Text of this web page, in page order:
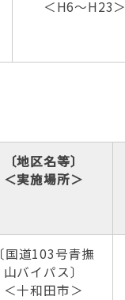
＜H6～H23＞
〔地区名等〕
＜実施場所＞
〔国道103号青撫
山バイパス〕
＜十和田市＞